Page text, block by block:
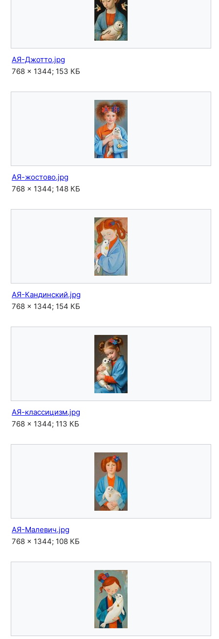
АЯ-Джотто.jpg
768 × 1344; 153 КБ
АЯ-жостово.jpg
768 × 1344; 148 КБ
АЯ-Кандинский.jpg
768 × 1344; 154 КБ
АЯ-классицизм.jpg
768 × 1344; 113 КБ
АЯ-Малевич.jpg
768 × 1344; 108 КБ